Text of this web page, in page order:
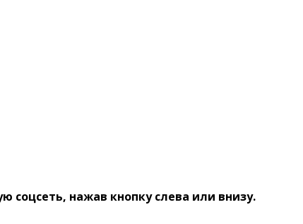
нажав кнопку слева или внизу.